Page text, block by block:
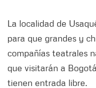
La localidad de
para que grandes y
compañías teatrales
que visitarán a
tienen entrada libre.